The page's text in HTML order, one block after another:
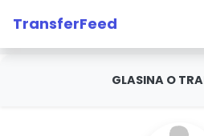
TransferFeed
GLASINA O